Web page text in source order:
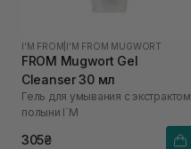
I'M FROM I'M FROM MUGWORT
FROM Mugwort Gel
Cleanser 30 мл
Гель для умывания с экстрактом
полыни I`M
305₴